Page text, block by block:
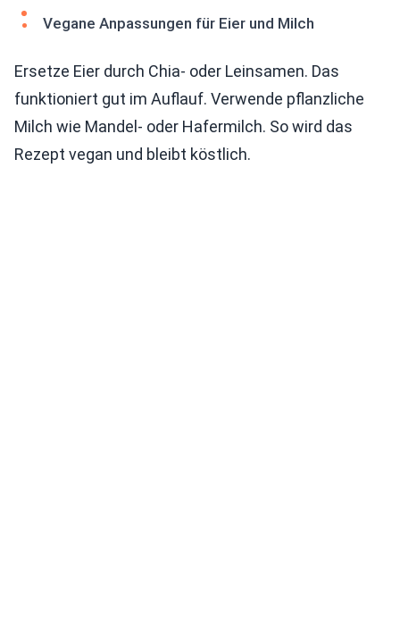
Vegane Anpassungen für Eier und Milch
Ersetze Eier durch Chia- oder Leinsamen. Das
funktioniert gut im Auflauf. Verwende pflanzliche
Milch wie Mandel- oder Hafermilch. So wird das
Rezept vegan und bleibt köstlich.